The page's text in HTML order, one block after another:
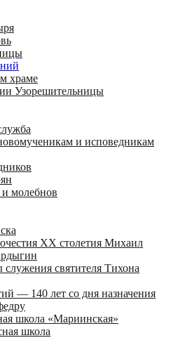
храме
Узорешительницы
и исповедникам
молебнов
ХХ столетия Михаил
служения святителя Тихона
— 140 лет со дня назначения
школа «Мариинская»
школа